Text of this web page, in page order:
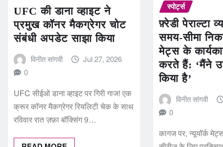
UFC की डाना व्हाइट ने
प्रमुख कॉनर मैकग्रेगर चोट
संबंधी अपडेट साझा किया
विनीत सांगवी
Jul 27, 2026
0
UFC सीईओ डाना व्हाइट पर गिरी गाज! एक
क्रूर कॉनर मैकग्रेगर रियलिटी चेक के साथ
रविवार रात ज़फ़ा बॉक्सिंग 9…
स्पोर्ट्स
फ़्रेडी पेराल्टा
समय-सीमा
मेट्स के
करते हैं: ‘मैंने
किया है’
विनीत सांगवी
0
कागज पर, न्यूयॉर्क